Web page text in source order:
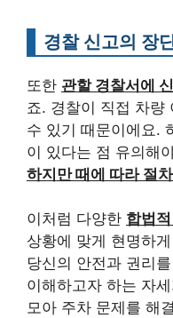
경찰 신고의 장
또한 관할 경찰서에
죠. 경찰이 직접 차량
수 있기 때문이에요.
이 있다는 점 유의해
하지만 때에 따라 절
이처럼 다양한 합법
상황에 맞게 현명하
당신의 안전과 권리
이해하고자 하는 자
모아 주차 문제를 해